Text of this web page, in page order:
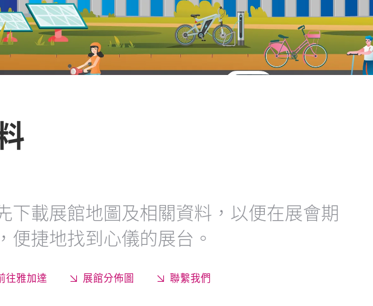
下載展館地圖及相關資料，以便在展會期
便捷地找到心儀的展台。
往雅加達 展館分佈圖 聯繫我們